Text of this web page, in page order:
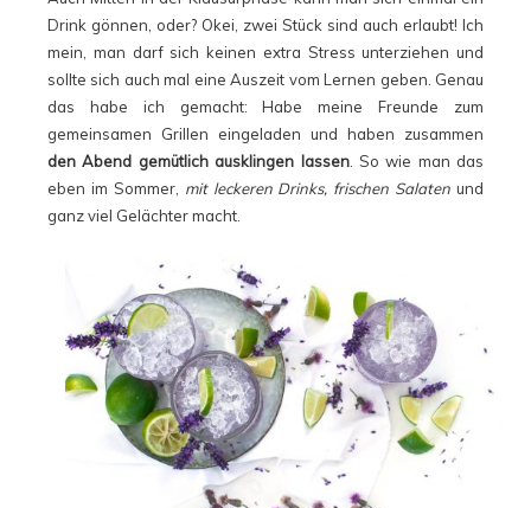
Drink gönnen, oder? Okei, zwei Stück sind auch erlaubt! Ich
mein, man darf sich keinen extra Stress unterziehen und
sollte sich auch mal eine Auszeit vom Lernen geben. Genau
das habe ich gemacht: Habe meine Freunde zum
gemeinsamen Grillen eingeladen und haben zusammen
den Abend gemütlich ausklingen lassen. So wie man das
eben im Sommer, mit leckeren Drinks, frischen Salaten und
ganz viel Gelächter macht.